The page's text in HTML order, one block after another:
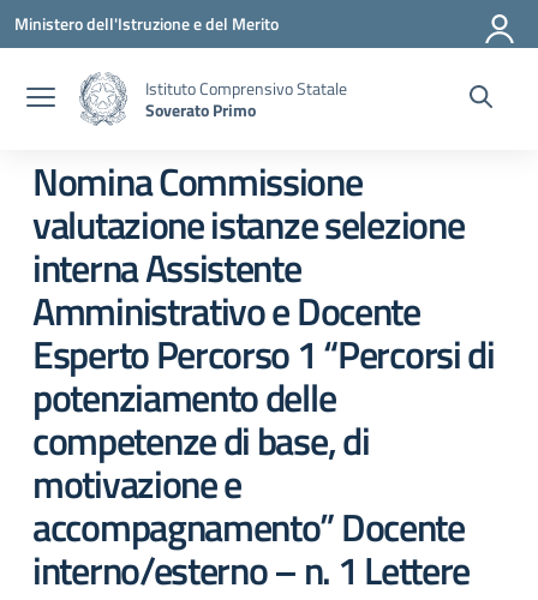
Vai ai contenuti
Vai al menu di navigazione
Vai al footer
Ministero dell'Istruzione e del Merito
Istituto Comprensivo Statale
Soverato Primo
Nomina Commissione
valutazione istanze selezione
interna Assistente
Amministrativo e Docente
Esperto Percorso 1 “Percorsi di
potenziamento delle
competenze di base, di
motivazione e
accompagnamento” Docente
interno/esterno – n. 1 Lettere